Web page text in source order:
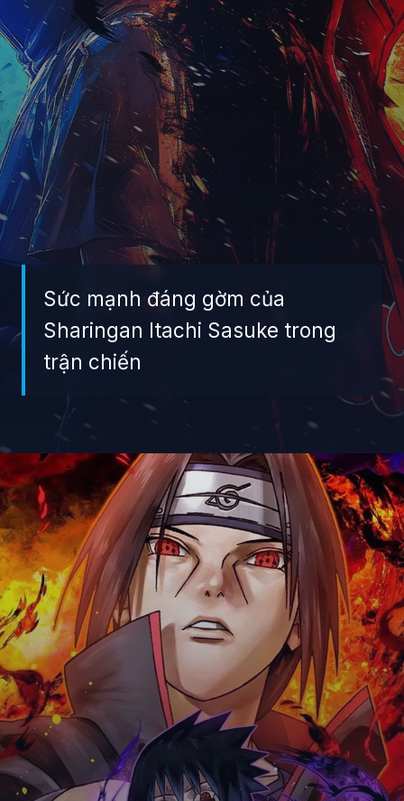
Sức mạnh đáng gờm của
Sharingan Itachi Sasuke trong
trận chiến
Đang mở https://giaydabonghana.com/anh-sasuke